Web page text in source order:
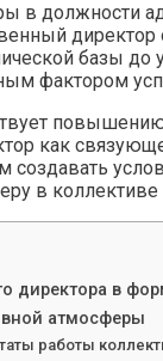
в должности
базы
фактором
как
в
директора в
атмосферы
работы